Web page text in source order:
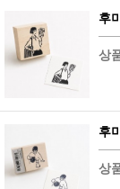
후
상
후
상